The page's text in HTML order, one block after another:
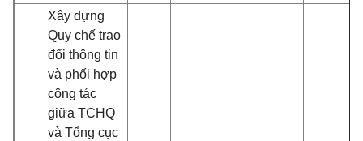
Xây dựng
Quy chế trao
đổi thông tin
và phối hợp
công tác
giữa TCHQ
và Tổng cục